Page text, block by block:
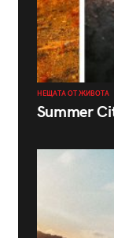
НЕЩАТА ОТ ЖИВОТА
Summer